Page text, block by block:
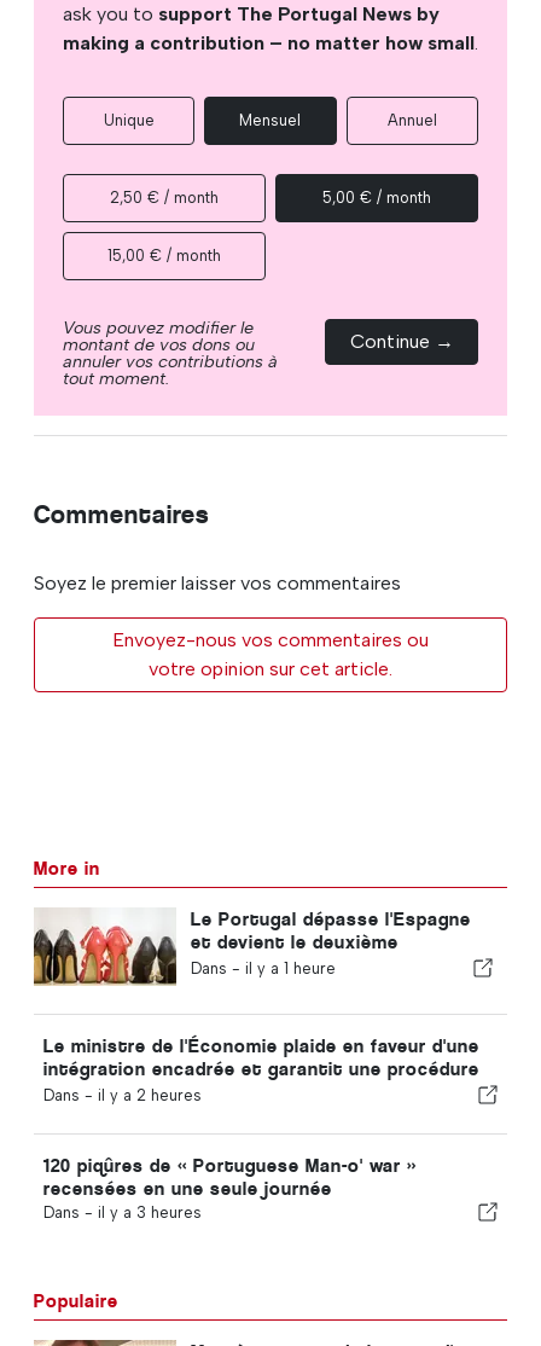
ask you to support The Portugal News by
making a contribution – no matter how small.
Unique Mensuel Annuel
2,50 € / month 5,00 € / month
15,00 € / month
Vous pouvez modifier le
montant de vos dons ou
annuler vos contributions à
tout moment.
Continue →
Commentaires
Soyez le premier laisser vos commentaires
Envoyez-nous vos commentaires ou
votre opinion sur cet article.
More in
Le Portugal dépasse l'Espagne
et devient le deuxième
producteur européen de
Dans - il y a 1 heure
Le ministre de l'Économie plaide en faveur d'une
intégration encadrée et garantit une procédure
accélérée pour les immigrés
Dans - il y a 2 heures
120 piqûres de « Portuguese Man-o' war »
recensées en une seule journée
Dans - il y a 3 heures
Populaire